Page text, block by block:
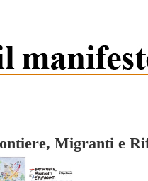
Migranti e